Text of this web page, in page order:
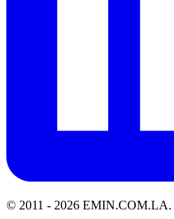
© 2011 - 2026 EMIN.COM.LA.